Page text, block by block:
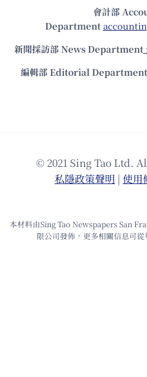
會計部
Department
新聞採訪部 News Department
編輯部 Editorial Department
© 2021 Sing Tao Ltd.
私隱政策聲明 | 使⽤
本材料由Sing Tao Newspapers San
限公司發佈，更多相關信息可從